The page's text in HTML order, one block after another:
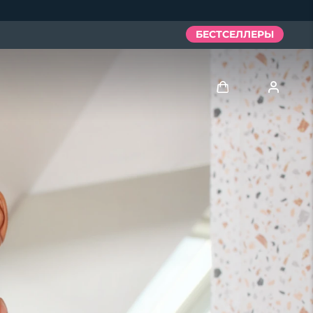
БЕСТСЕЛЛЕРЫ
Войти
Профиль пользователя
Мои приборы
Мои заказы
Мои адреса
Мои подписки